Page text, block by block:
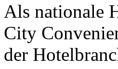
Als nationale
City
der